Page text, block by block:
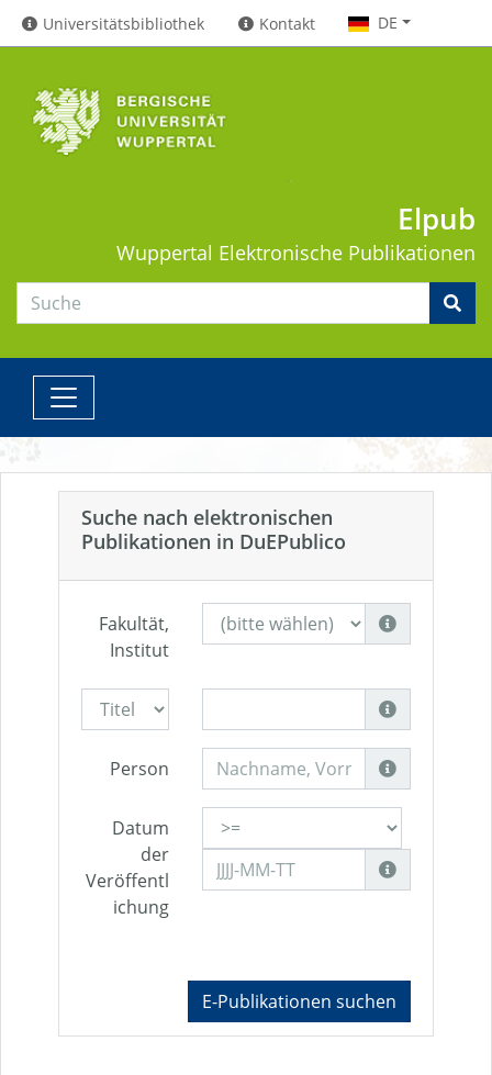
Universitätsbibliothek Kontakt DE
Elpub
Wuppertal Elektronische Publikationen
Suche nach elektronischen
Publikationen in DuEPublico
Fakultät,
Institut
Person
Datum
der
Veröffentl
ichung
E-Publikationen suchen